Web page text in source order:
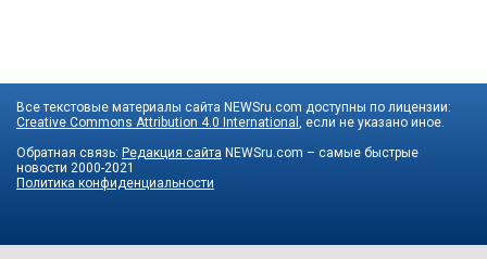
Все текстовые материалы сайта NEWSru.com доступны по лицензии:
Creative Commons Attribution 4.0 International
, если не указано иное.
Обратная связь: Редакция сайта NEWSru.com – самые быстрые
новости 2000-2021
Политика конфиденциальности